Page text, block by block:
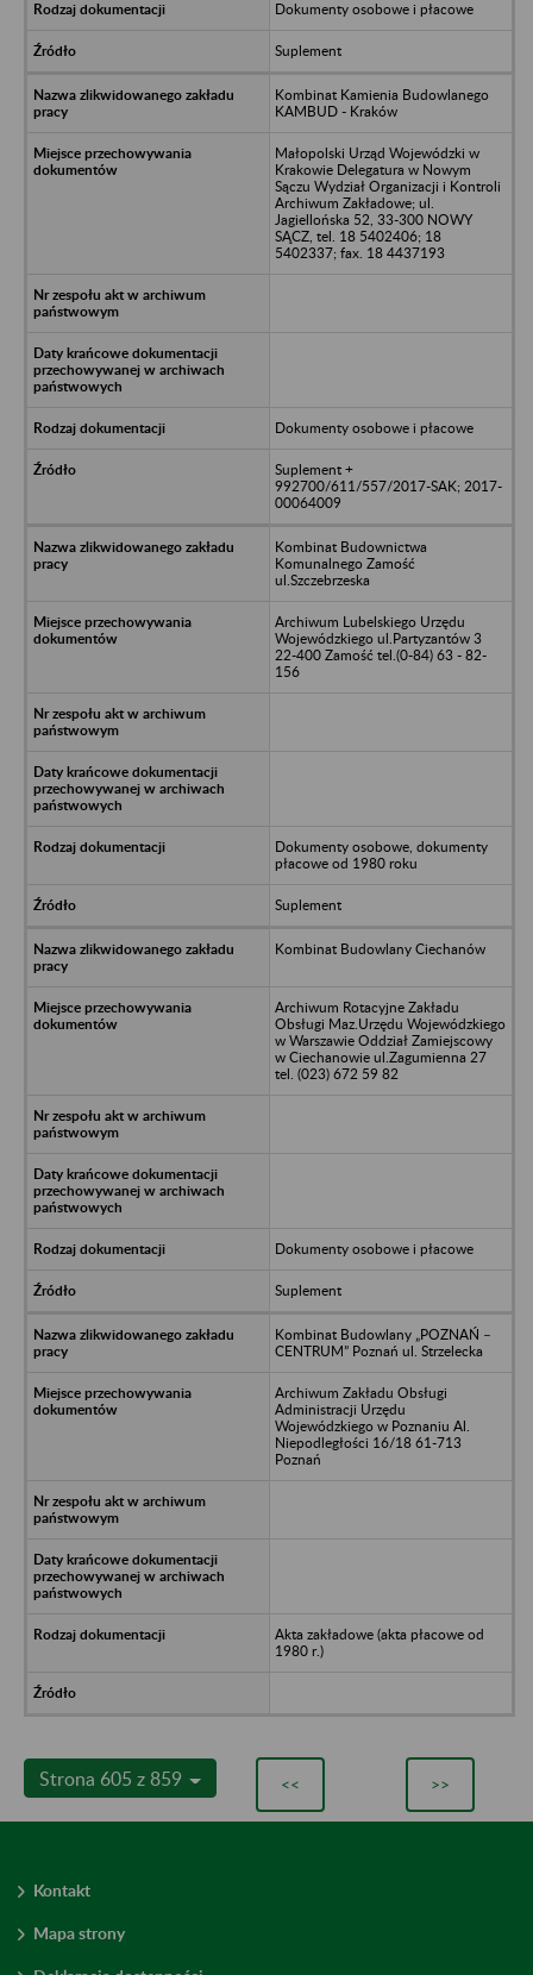
Dokumenty osobowe i płacowe
Suplement
Kombinat Kamienia Budowlanego
KAMBUD - Kraków
Małopolski Urząd Wojewódzki w
Krakowie Delegatura w Nowym
Sączu Wydział Organizacji i Kontroli
Archiwum Zakładowe; ul.
Jagiellońska 52, 33-300 NOWY
SĄCZ, tel. 18 5402406; 18
5402337; fax. 18 4437193
Dokumenty osobowe i płacowe
Suplement +
992700/611/557/2017-SAK; 2017-
00064009
Kombinat Budownictwa
Komunalnego Zamość
ul.Szczebrzeska
Archiwum Lubelskiego Urzędu
Wojewódzkiego ul.Partyzantów 3
22-400 Zamość tel.(0-84) 63 - 82-
156
Dokumenty osobowe, dokumenty
płacowe od 1980 roku
Suplement
Kombinat Budowlany Ciechanów
Archiwum Rotacyjne Zakładu
Obsługi Maz.Urzędu Wojewódzkiego
w Warszawie Oddział Zamiejscowy
w Ciechanowie ul.Zagumienna 27
tel. (023) 672 59 82
Dokumenty osobowe i płacowe
Suplement
Kombinat Budowlany „POZNAŃ –
CENTRUM” Poznań ul. Strzelecka
Archiwum Zakładu Obsługi
Administracji Urzędu
Wojewódzkiego w Poznaniu Al.
Niepodległości 16/18 61-713
Poznań
Akta zakładowe (akta płacowe od
1980 r.)
Strona 605 z 859 << >>
Kontakt
Mapa strony